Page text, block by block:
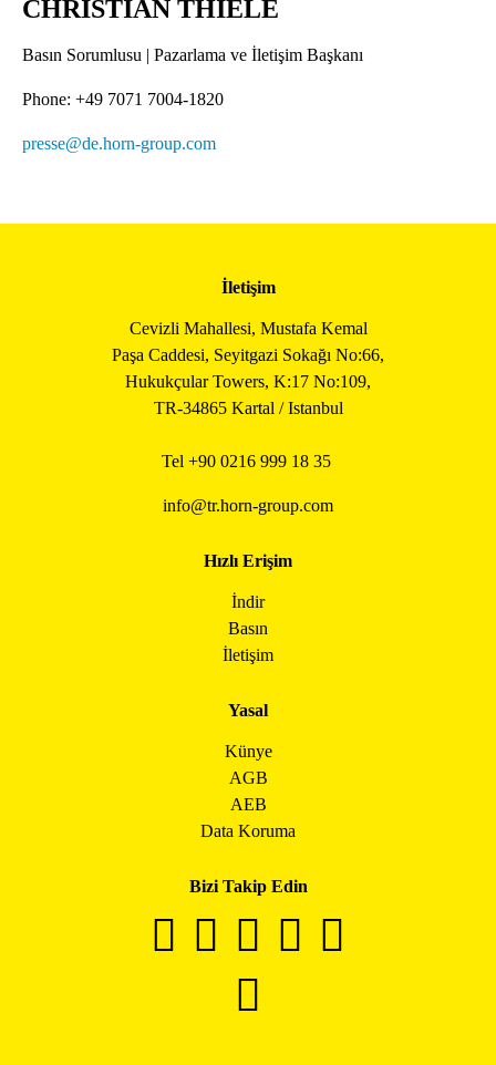
CHRISTIAN THIELE
Basın Sorumlusu | Pazarlama ve İletişim Başkanı
Phone: +49 7071 7004-1820
presse@de.horn-group.com
İletişim
Cevizli Mahallesi, Mustafa Kemal
Paşa Caddesi, Seyitgazi Sokağı No:66,
Hukukçular Towers, K:17 No:109,
TR-34865 Kartal / Istanbul
Tel +90 0216 999 18 35
info@tr.horn-group.com
Hızlı Erişim
İndir
Basın
İletişim
Yasal
Künye
AGB
AEB
Data Koruma
Bizi Takip Edin